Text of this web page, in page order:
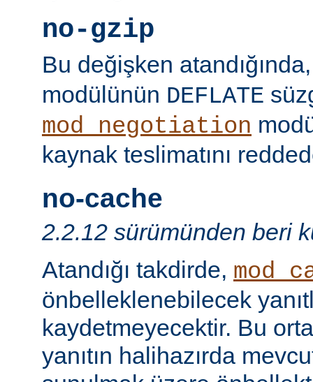
no-gzip
Bu değişken
modülünün DEFLATE
mod_negotiation
kaynak teslimatını
no-cache
2.2.12 sürümünden beri
Atandığı takdirde,
önbelleklenebilecek
kaydetmeyecektir. Bu
yanıtın halihazırda